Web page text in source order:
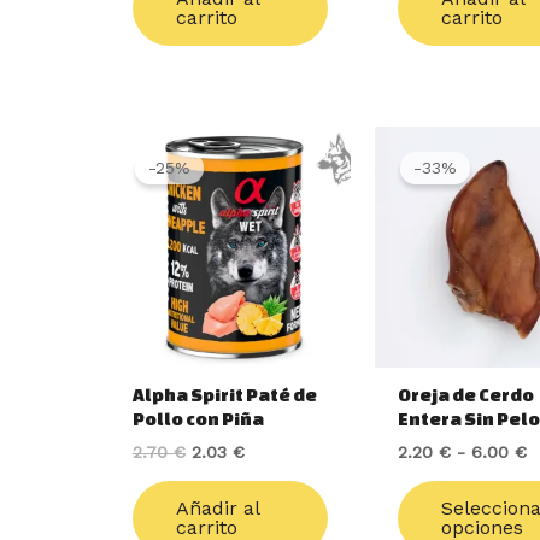
carrito
carrito
-25%
Alpha Spirit Paté de
Pollo con Piña
2.70€
El
precio
original
era:
2.70 €.
2.03 €
El
precio
actual
es:
2.03 €.
Añadir al
carrito
-33%
Oreja de Cerdo
Entera Sin Pelo
2.20€ - 6.00€
opciones